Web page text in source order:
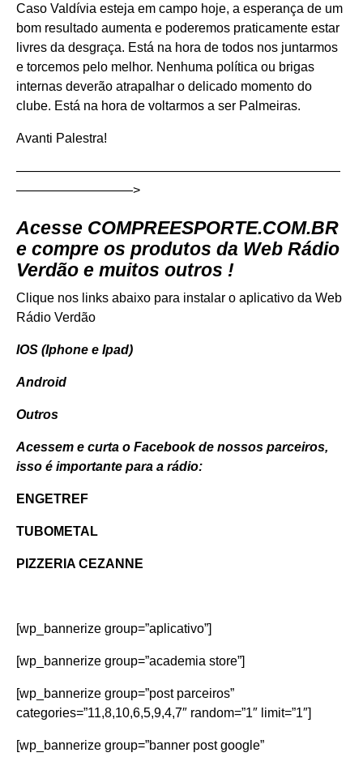
Caso Valdívia esteja em campo hoje, a esperança de um
bom resultado aumenta e poderemos praticamente estar
livres da desgraça. Está na hora de todos nos juntarmos
e torcemos pelo melhor. Nenhuma política ou brigas
internas deverão atrapalhar o delicado momento do
clube. Está na hora de voltarmos a ser Palmeiras.
Avanti Palestra!
—————————————————————————
—————————>
Acesse COMPREESPORTE.COM.BR
e compre os produtos da Web Rádio
Verdão e muitos outros !
Clique nos links abaixo para instalar o aplicativo da Web
Rádio Verdão
IOS (Iphone e Ipad)
Android
Outros
Acessem e curta o Facebook de nossos parceiros,
isso é importante para a rádio:
ENGETREF
TUBOMETAL
PIZZERIA CEZANNE
[wp_bannerize group=”aplicativo”]
[wp_bannerize group=”academia store”]
[wp_bannerize group=”post parceiros”
categories=”11,8,10,6,5,9,4,7″ random=”1″ limit=”1″]
[wp_bannerize group=”banner post google”